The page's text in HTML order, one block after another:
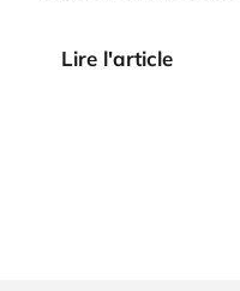
Lire l'article